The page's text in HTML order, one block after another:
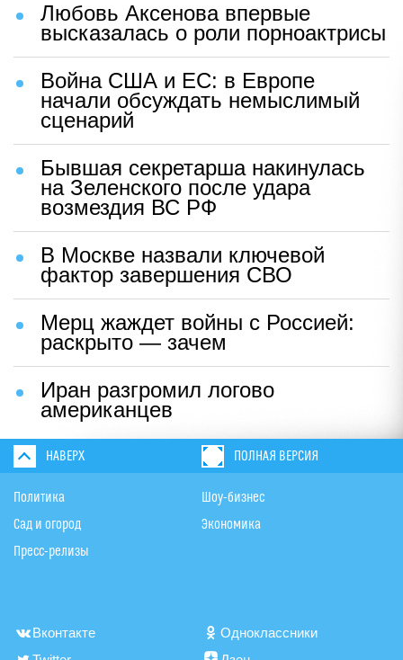
Любовь Аксенова впервые
высказалась о роли порноактрисы
Война США и ЕС: в Европе
начали обсуждать немыслимый
сценарий
Бывшая секретарша накинулась
на Зеленского после удара
возмездия ВС РФ
В Москве назвали ключевой
фактор завершения СВО
Мерц жаждет войны с Россией:
раскрыто — зачем
Иран разгромил логово
американцев
НАВЕРХ ПОЛНАЯ ВЕРСИЯ
Политика
Сад и огород
Пресс-релизы
Шоу-бизнес
Экономика
Вконтакте
Одноклассники